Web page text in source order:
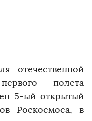
отечественной
полета
5-ый открытый
Роскосмоса, в